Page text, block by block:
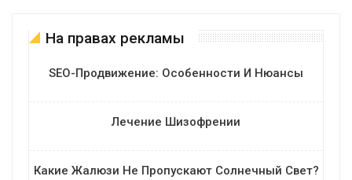
На правах рекламы
SEO-Продвижение: Особенности И Нюансы
Лечение Шизофрении
Какие Жалюзи Не Пропускают Солнечный Свет?